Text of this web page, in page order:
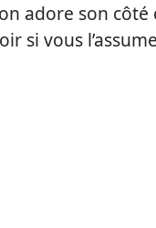
on adore son
si vous